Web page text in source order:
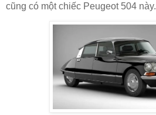
cũng có một chiếc Peugeot 504 này.